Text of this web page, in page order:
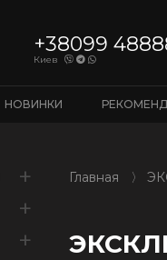
+38099
Киев
НОВИНКИ
Главная 〉